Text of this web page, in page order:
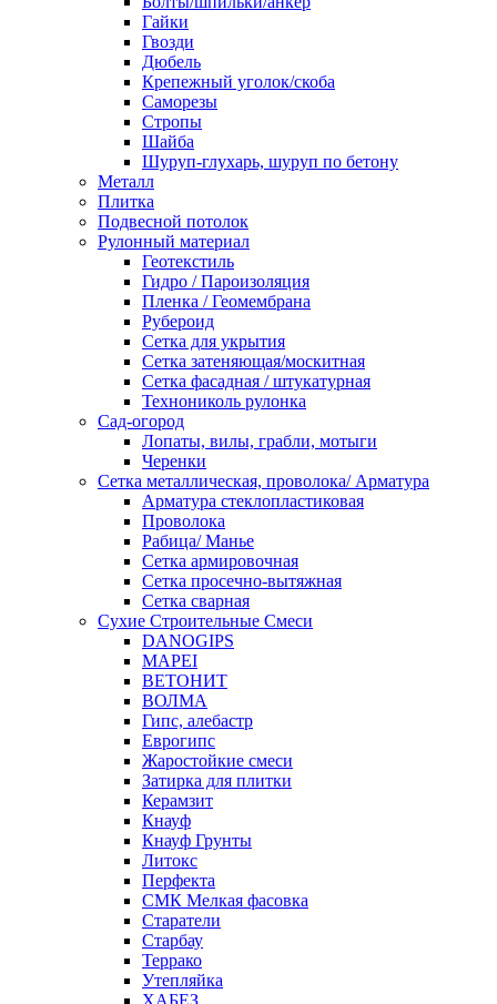
Гайки
Гвозди
Дюбель
Крепежный уголок/скоба
Саморезы
Стропы
Шайба
Шуруп-глухарь, шуруп по бетону
Металл
Плитка
Подвесной потолок
Рулонный материал
Геотекстиль
Гидро / Пароизоляция
Пленка / Геомембрана
Рубероид
Сетка для укрытия
Сетка затеняющая/москитная
Сетка фасадная / штукатурная
Технониколь рулонка
Сад-огород
Лопаты, вилы, грабли, мотыги
Черенки
Сетка металлическая, проволока/ Арматура
Арматура стеклопластиковая
Проволока
Рабица/ Манье
Сетка армировочная
Сетка просечно-вытяжная
Сетка сварная
Сухие Строительные Смеси
DANOGIPS
MAPEI
ВЕТОНИТ
ВОЛМА
Гипс, алебастр
Еврогипс
Жаростойкие смеси
Затирка для плитки
Керамзит
Кнауф
Кнауф Грунты
Литокс
Перфекта
СМК Мелкая фасовка
Старатели
Старбау
Террако
Утепляйка
ХАБЕЗ